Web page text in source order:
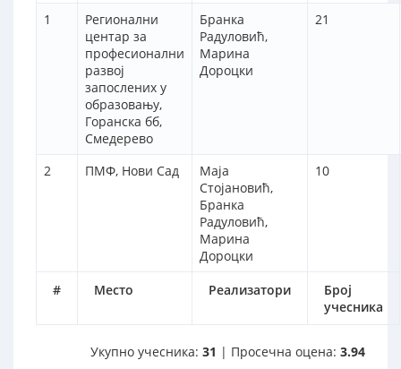
# Место Реализатори
Број
учесника
1
Регионални
центар за
професионални
развој
запослених у
образовању,
Горанска бб,
Смедерево
Бранка
Радуловић,
Марина
Дороцки
21
2 ПМФ, Нови Сад
Maja
Стојановић,
Бранка
Радуловић,
Марина
Дороцки
10
Укупно учесника: 31 | Просечна оцена: 3.94